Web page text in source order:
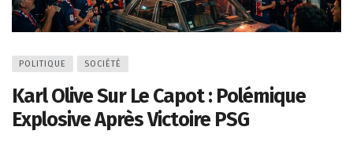
POLITIQUE SOCIÉTÉ
Karl Olive Sur Le Capot : Polémique
Explosive Après Victoire PSG